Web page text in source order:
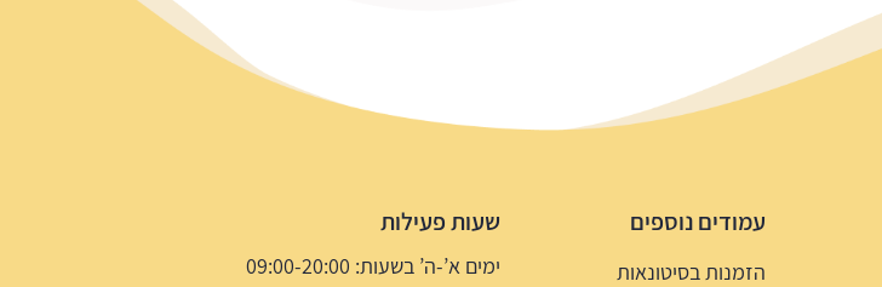
עמודים נוספים
הזמנות בסיטונאות
שעות פעילות
ימים א’-ה’ בשעות: 09:00-20:00